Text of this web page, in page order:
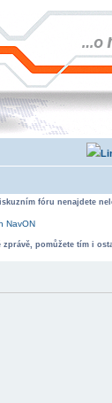
fóru nenajdete
NavON
pomůžete tím i